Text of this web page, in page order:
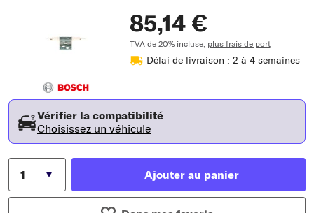
85,14 €
TVA de 20% incluse, plus frais de port
Délai de livraison : 2 à 4 semaines
Vérifier la compatibilité
Choisissez un véhicule
Ajouter au panier